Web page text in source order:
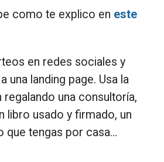
como te explico en este
en redes sociales y
una landing page. Usa la
regalando una consultoría,
libro usado y firmado, un
que tengas por casa…